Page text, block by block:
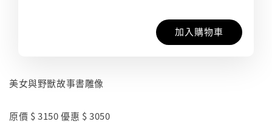
加入購物車
美女與野獸故事書雕像
原價 $ 3150 優惠 $ 3050